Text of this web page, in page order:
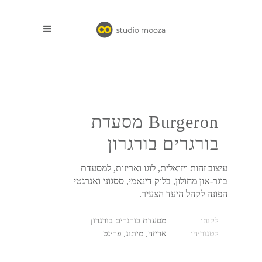
Burgeron מסעדת
בורגרים בורגרון
עיצוב זהות ויזואלית, לוגו ואריזות, למסעדת
בוגר-און מחולון, בלוק דינאמי, ססגוני ואנרגטי
הפונה לקהל היעד הצעיר.
לקוח:
מסעדת בורגרים בורגרון
קטגוריה:
אריזה, מיתוג, פרינט